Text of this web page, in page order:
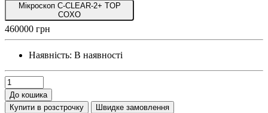
Мікроскоп C-CLEAR-2+ TOP
COXO
460000 грн
Наявність: В наявності
До кошика
Купити в розстрочку
Швидке замовлення